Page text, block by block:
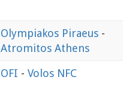
Olympiakos Piraeus -
Atromitos Athens
OFI - Volos NFC